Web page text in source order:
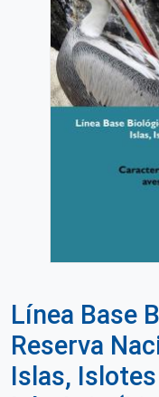
Línea Base
Reserva
Islas,